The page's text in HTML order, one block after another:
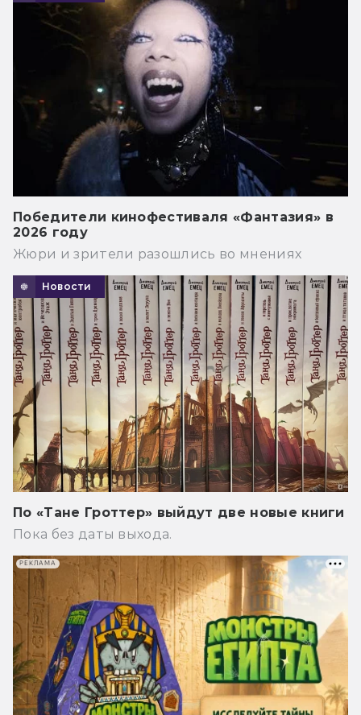
Победители кинофестиваля «Фантазия» в
2026 году
Жюри и зрители разошлись во мнениях
Новости
По «Тане Гроттер» выйдут две новые книги
Пока без даты выхода.
РЕКЛАМА